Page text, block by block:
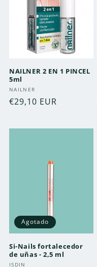
NAILNER 2 EN 1 PINCEL
5ml
Proveedor:
NAILNER
Precio
€29,10 EUR
Agotado
Si-Nails fortalecedor
de uñas - 2,5 ml
ISDIN